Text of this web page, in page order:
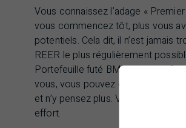
Vous connaissez l’adage «
vous commencez tôt, plus vous
potentiels. Cela dit, il n’est jamais
REER le plus régulièrement
Portefeuille futé BMOpourront
vous, vous pouvez établir un
et n’y pensez plus. Vous serez
effort.